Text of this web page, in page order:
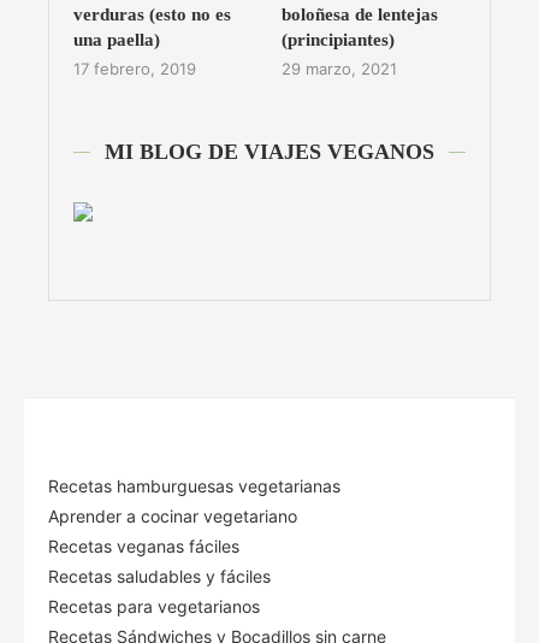
verduras (esto no es
una paella)
17 febrero, 2019
boloñesa de lentejas
(principiantes)
29 marzo, 2021
MI BLOG DE VIAJES VEGANOS
Recetas hamburguesas vegetarianas
Aprender a cocinar vegetariano
Recetas veganas fáciles
Recetas saludables y fáciles
Recetas para vegetarianos
Recetas Sándwiches y Bocadillos sin carne